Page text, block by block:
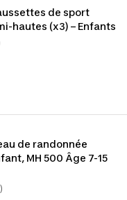
de sport
hautes (x3) – Enfants
de randonnée
MH 500 Âge 7-15